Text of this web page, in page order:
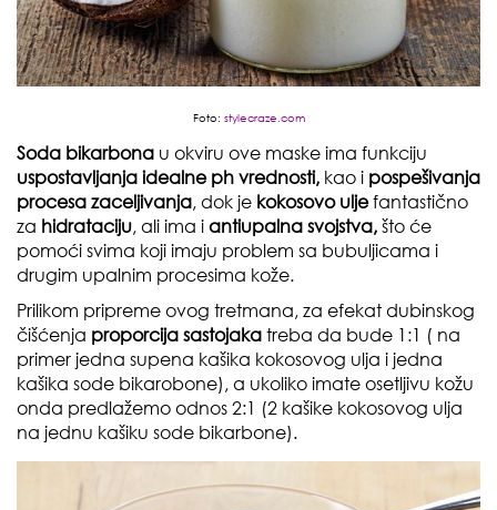
Foto: stylecraze.com
Soda bikarbona u okviru ove maske ima funkciju
uspostavljanja idealne ph vrednosti, kao i pospešivanja
procesa zaceljivanja, dok je kokosovo uljefantastično
za hidrataciju, ali ima i antiupalna svojstva, što će
pomoći svima koji imaju problem sa bubuljicama i
drugim upalnim procesima kože.
Prilikom pripreme ovog tretmana, za efekat dubinskog
čišćenja proporcija sastojaka treba da bude 1:1 ( na
primer jedna supena kašika kokosovog ulja i jedna
kašika sode bikarobone), a ukoliko imate osetljivu kožu
onda predlažemo odnos 2:1 (2 kašike kokosovog ulja
na jednu kašiku sode bikarbone).